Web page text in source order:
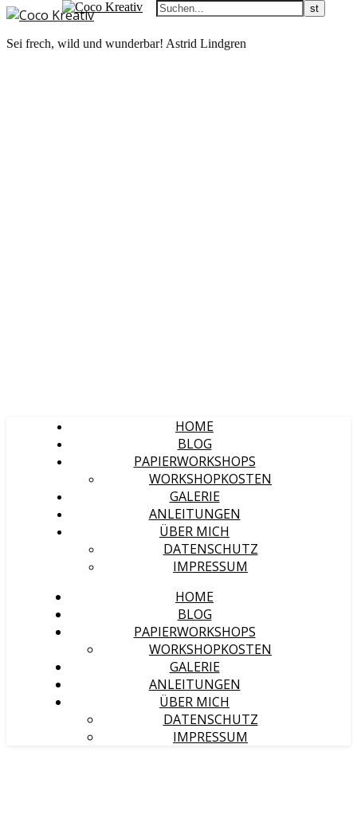
Sei frech, wild und wunderbar! Astrid Lindgren
HOME
BLOG
PAPIERWORKSHOPS
WORKSHOPKOSTEN
GALERIE
ANLEITUNGEN
ÜBER MICH
DATENSCHUTZ
IMPRESSUM
HOME
BLOG
PAPIERWORKSHOPS
WORKSHOPKOSTEN
GALERIE
ANLEITUNGEN
ÜBER MICH
DATENSCHUTZ
IMPRESSUM